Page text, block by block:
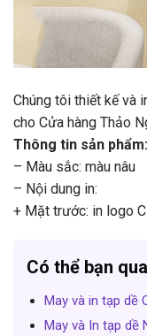
Chúng tôi thiết kế và
cho Cửa hàng Thảo
Thông tin sản phẩm:
– Màu sắc: màu nâu
– Nội dung in:
+ Mặt trước: in logo
Có thể bạn
May và in tạp dề
May và In tạp dề